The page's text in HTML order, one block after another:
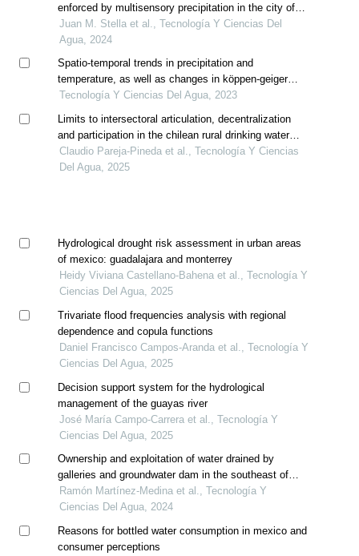
enforced by multisensory precipitation in the city of
monterrey, mexico
Juan M. Stella et al., Tecnología Y Ciencias Del
Agua, 2024
Spatio-temporal trends in precipitation and
temperature, as well as changes in köppen-geiger
climate classes in the sila river sub-basin, mexico
Tecnología Y Ciencias Del Agua, 2023
Limits to intersectoral articulation, decentralization
and participation in the chilean rural drinking water
policy
Claudio Pareja-Pineda et al., Tecnología Y Ciencias
Del Agua, 2025
Hydrological drought risk assessment in urban areas
of mexico: guadalajara and monterrey
Heidy Viviana Castellano-Bahena et al., Tecnología Y
Ciencias Del Agua, 2025
Trivariate flood frequencies analysis with regional
dependence and copula functions
Daniel Francisco Campos-Aranda et al., Tecnología Y
Ciencias Del Agua, 2025
Decision support system for the hydrological
management of the guayas river
José María Campo-Carrera et al., Tecnología Y
Ciencias Del Agua, 2025
Ownership and exploitation of water drained by
galleries and groundwater dam in the southeast of
spain
Ramón Martínez-Medina et al., Tecnología Y
Ciencias Del Agua, 2024
Reasons for bottled water consumption in mexico and
consumer perceptions